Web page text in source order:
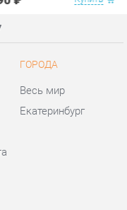
Екатеринбург